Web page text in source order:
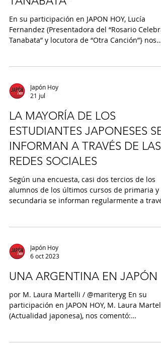
En su participación en JAPON HOY, Lucía
Fernandez (Presentadora del “Rosario Celebra
Tanabata” y locutora de “Otra Canción”} nos
eventos y lugares a pedirles a las personas
nos recomienden una canción”. “El programa
posteriormente a través de la plataforma
IVOOX en donde esncontrás todos los
episodios”.
Japón Hoy
21 jul
LA MAYORÍA DE LOS
ESTUDIANTES JAPONESES SE
INFORMAN A TRAVÉS DE LAS
REDES SOCIALES
Según una encuesta, casi dos tercios de los
alumnos de los últimos cursos de primaria y
secundaria se informan regularmente a
conjunta a unos 4000 estudiantes, desde
cuarto grado de primaria hasta tercer año de
interactúan con las noticias y otra
Japón Hoy
6 oct 2023
UNA ARGENTINA EN JAPÓN
por M. Laura Martelli / @mariteryg En su
participación en JAPON HOY, M. Laura Martelli
(Actualidad japonesa), nos comentó: